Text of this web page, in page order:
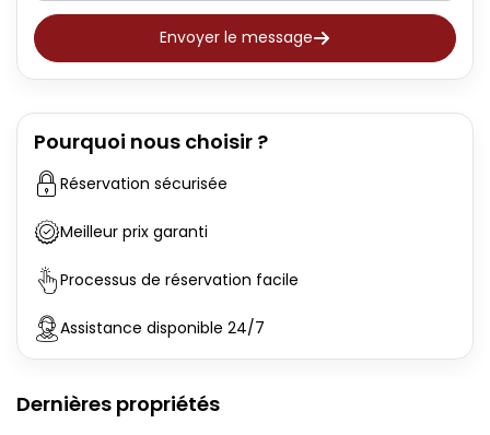
Envoyer le message
Pourquoi nous choisir ?
Réservation sécurisée
Meilleur prix garanti
Processus de réservation facile
Assistance disponible 24/7
Dernières propriétés